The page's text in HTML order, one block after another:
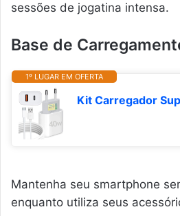
sessões de jogatina intensa.
Base de
1º LUGAR EM OFERTA
Mantenha seu smartphone
enquanto utiliza seus